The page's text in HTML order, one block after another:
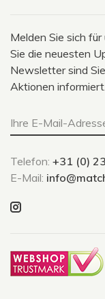
Melden Sie sich
Sie die neuesten
Newsletter sind
Aktionen informiert.
Telefon: +31 (0)
E-Mail: